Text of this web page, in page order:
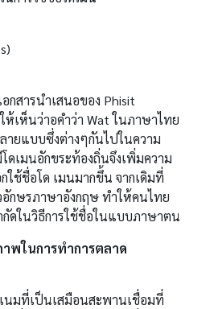
อกสารนำเสนอของ Phisit
ห้เห็นว่าอคำว่า Wat ในภาษาไทย
ายแบบซึ่งต่างๆกันไปในความ
ดเมนอักขระท้องถิ่นจึงเพิ่มความ
ใช้ชื่อโด เมนมากขึ้น จากเดิมที่
อักษรภาษาอังกฤษ ทำให้คนไทย
ดในวิธีการใช้ชื่อในแบบภาษาตน
พในการทำการตลาด
นมที่เป็นเสมือนสะพานเชื่อมที่